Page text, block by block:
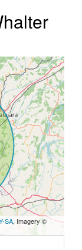
SA, Imagery ©